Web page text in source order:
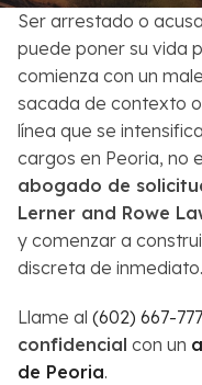
Contactos
English
Buscar
Ser arrestado o
puede poner su vida
comienza con un
sacada de contexto
línea que se
cargos en Peoria, no
abogado de
Lerner and Rowe
y comenzar a
discreta de inmediato.
Llame al (602) 667-
confidencial con un
de Peoria.